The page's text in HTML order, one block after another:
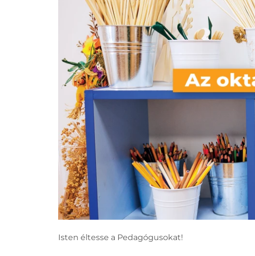
Isten éltesse a Pedagógusokat!